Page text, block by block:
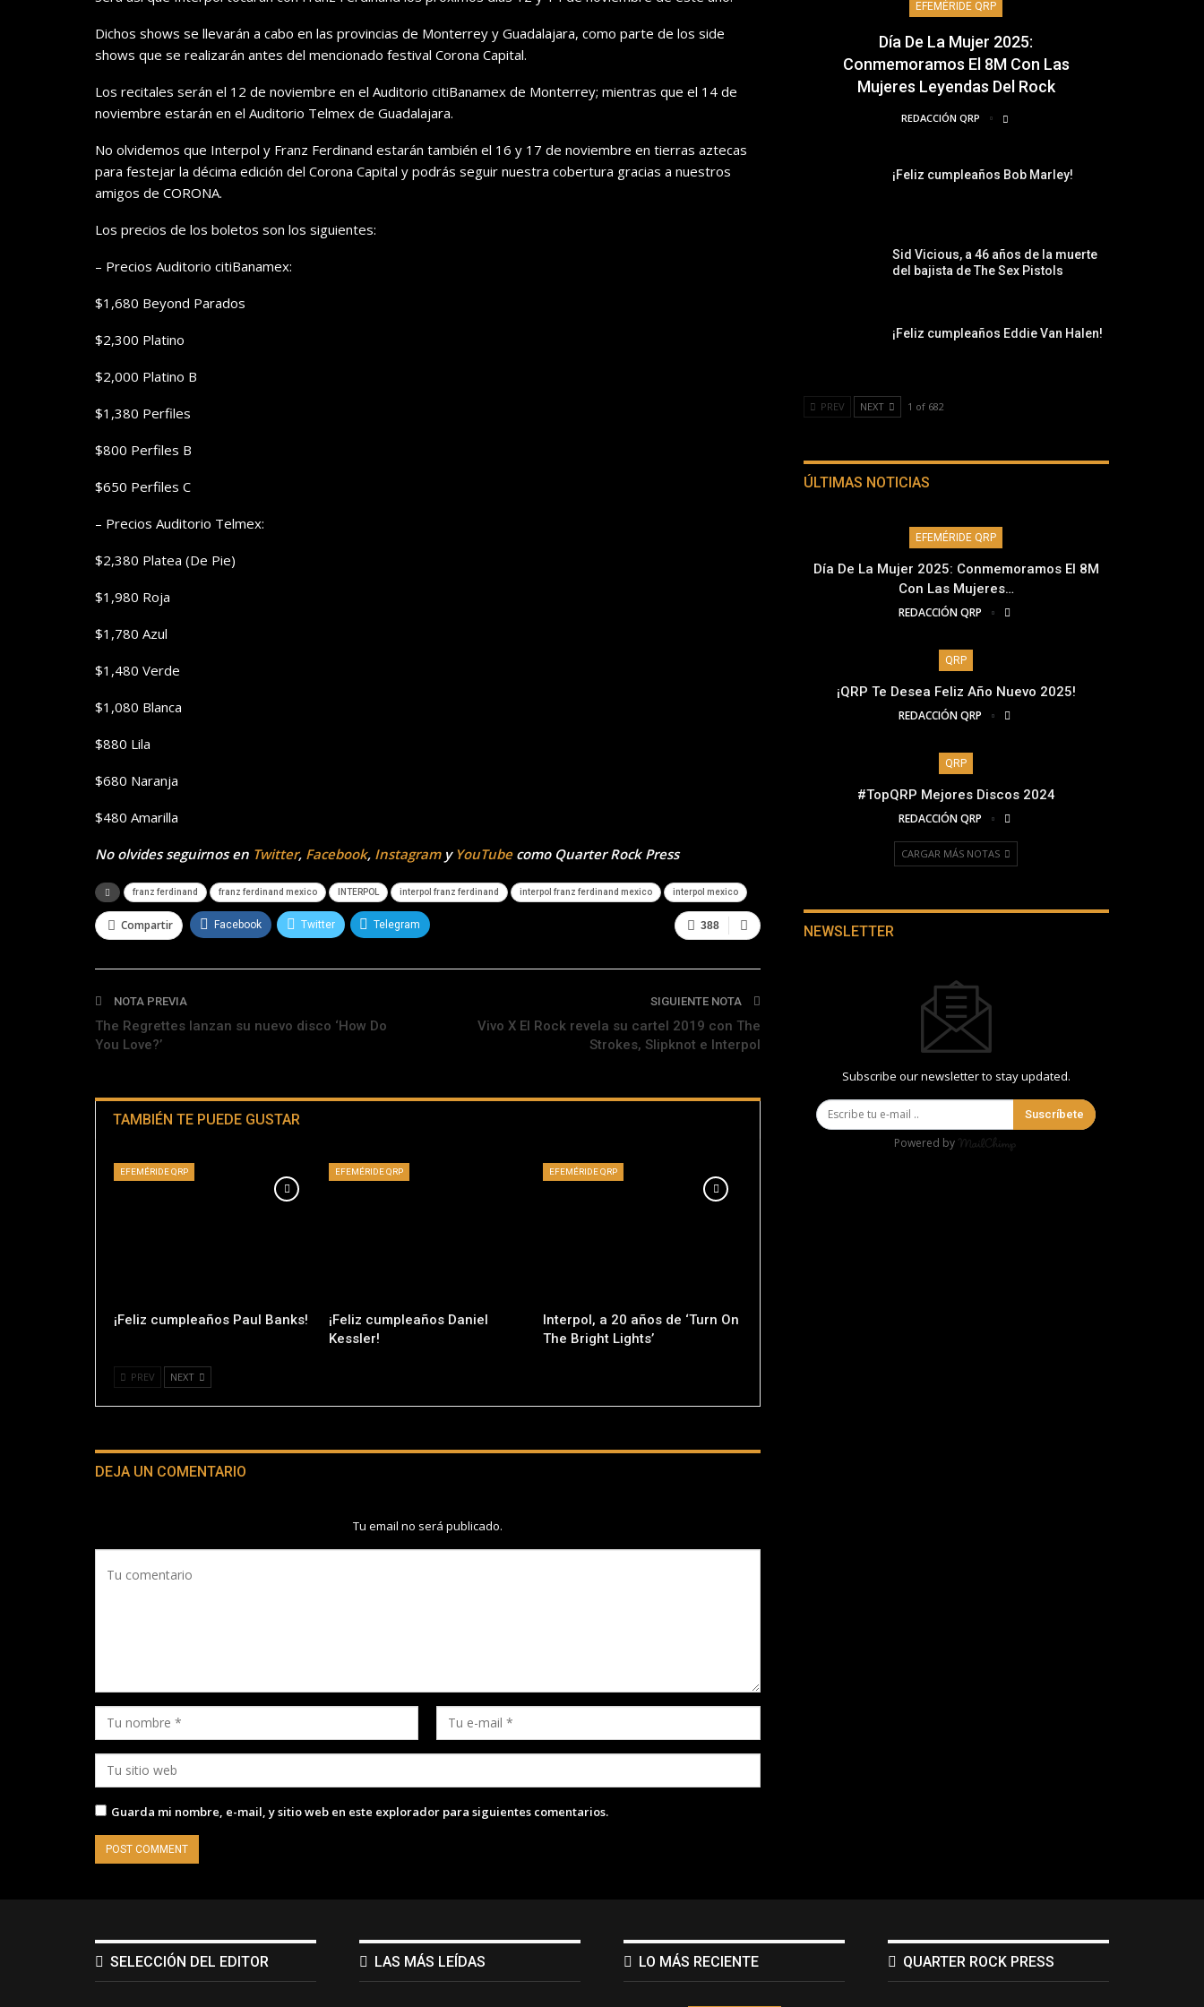
Dichos shows se llevarán a cabo en las provincias de Monterrey y Guadalajara, como parte de los side
shows que se realizarán antes del mencionado festival Corona Capital.
Los recitales serán el 12 de noviembre en el Auditorio citiBanamex de Monterrey; mientras que el 14 de
noviembre estarán en el Auditorio Telmex de Guadalajara.
No olvidemos que Interpol y Franz Ferdinand estarán también el 16 y 17 de noviembre en tierras aztecas
para festejar la décima edición del Corona Capital y podrás seguir nuestra cobertura gracias a nuestros
amigos de CORONA.
Los precios de los boletos son los siguientes:
– Precios Auditorio citiBanamex:
$1,680 Beyond Parados
$2,300 Platino
$2,000 Platino B
$1,380 Perfiles
$800 Perfiles B
$650 Perfiles C
– Precios Auditorio Telmex:
$2,380 Platea (De Pie)
$1,980 Roja
$1,780 Azul
$1,480 Verde
$1,080 Blanca
$880 Lila
$680 Naranja
$480 Amarilla
No olvides seguirnos en Twitter, Facebook, Instagramy YouTubecomo Quarter Rock Press
franz ferdinand franz ferdinand mexico INTERPOL interpol franz ferdinand interpol franz ferdinand mexico interpol mexico
388
Compartir Facebook Twitter Telegram
NOTA PREVIA
The Regrettes lanzan su nuevo disco ‘How Do
You Love?’
SIGUIENTE NOTA
Vivo X El Rock revela su cartel 2019 con The
Strokes, Slipknot e Interpol
TAMBIÉN TE PUEDE GUSTAR
EFEMÉRIDE QRP
¡Feliz cumpleaños Paul Banks!
EFEMÉRIDE QRP
¡Feliz cumpleaños Daniel
Kessler!
EFEMÉRIDE QRP
Interpol, a 20 años de ‘Turn On
The Bright Lights’
PREV NEXT
DEJA UN COMENTARIO
Tu email no será publicado.
Guarda mi nombre, e-mail, y sitio web en este explorador para siguientes comentarios.
EFEMÉRIDE QRP
Día De La Mujer 2025:
Conmemoramos El 8M Con Las
Mujeres Leyendas Del Rock
REDACCIÓN QRP
¡Feliz cumpleaños Bob Marley!
Sid Vicious, a 46 años de la muerte
del bajista de The Sex Pistols
¡Feliz cumpleaños Eddie Van Halen!
PREV NEXT 1 of 682
ÚLTIMAS NOTICIAS
EFEMÉRIDE QRP
Día De La Mujer 2025: Conmemoramos El 8M
Con Las Mujeres…
REDACCIÓN QRP
QRP
¡QRP Te Desea Feliz Año Nuevo 2025!
REDACCIÓN QRP
QRP
#TopQRP Mejores Discos 2024
REDACCIÓN QRP
CARGAR MÁS NOTAS
NEWSLETTER
Subscribe our newsletter to stay updated.
Suscríbete
Powered by
SELECCIÓN DEL EDITOR LAS MÁS LEÍDAS LO MÁS RECIENTE QUARTER ROCK PRESS